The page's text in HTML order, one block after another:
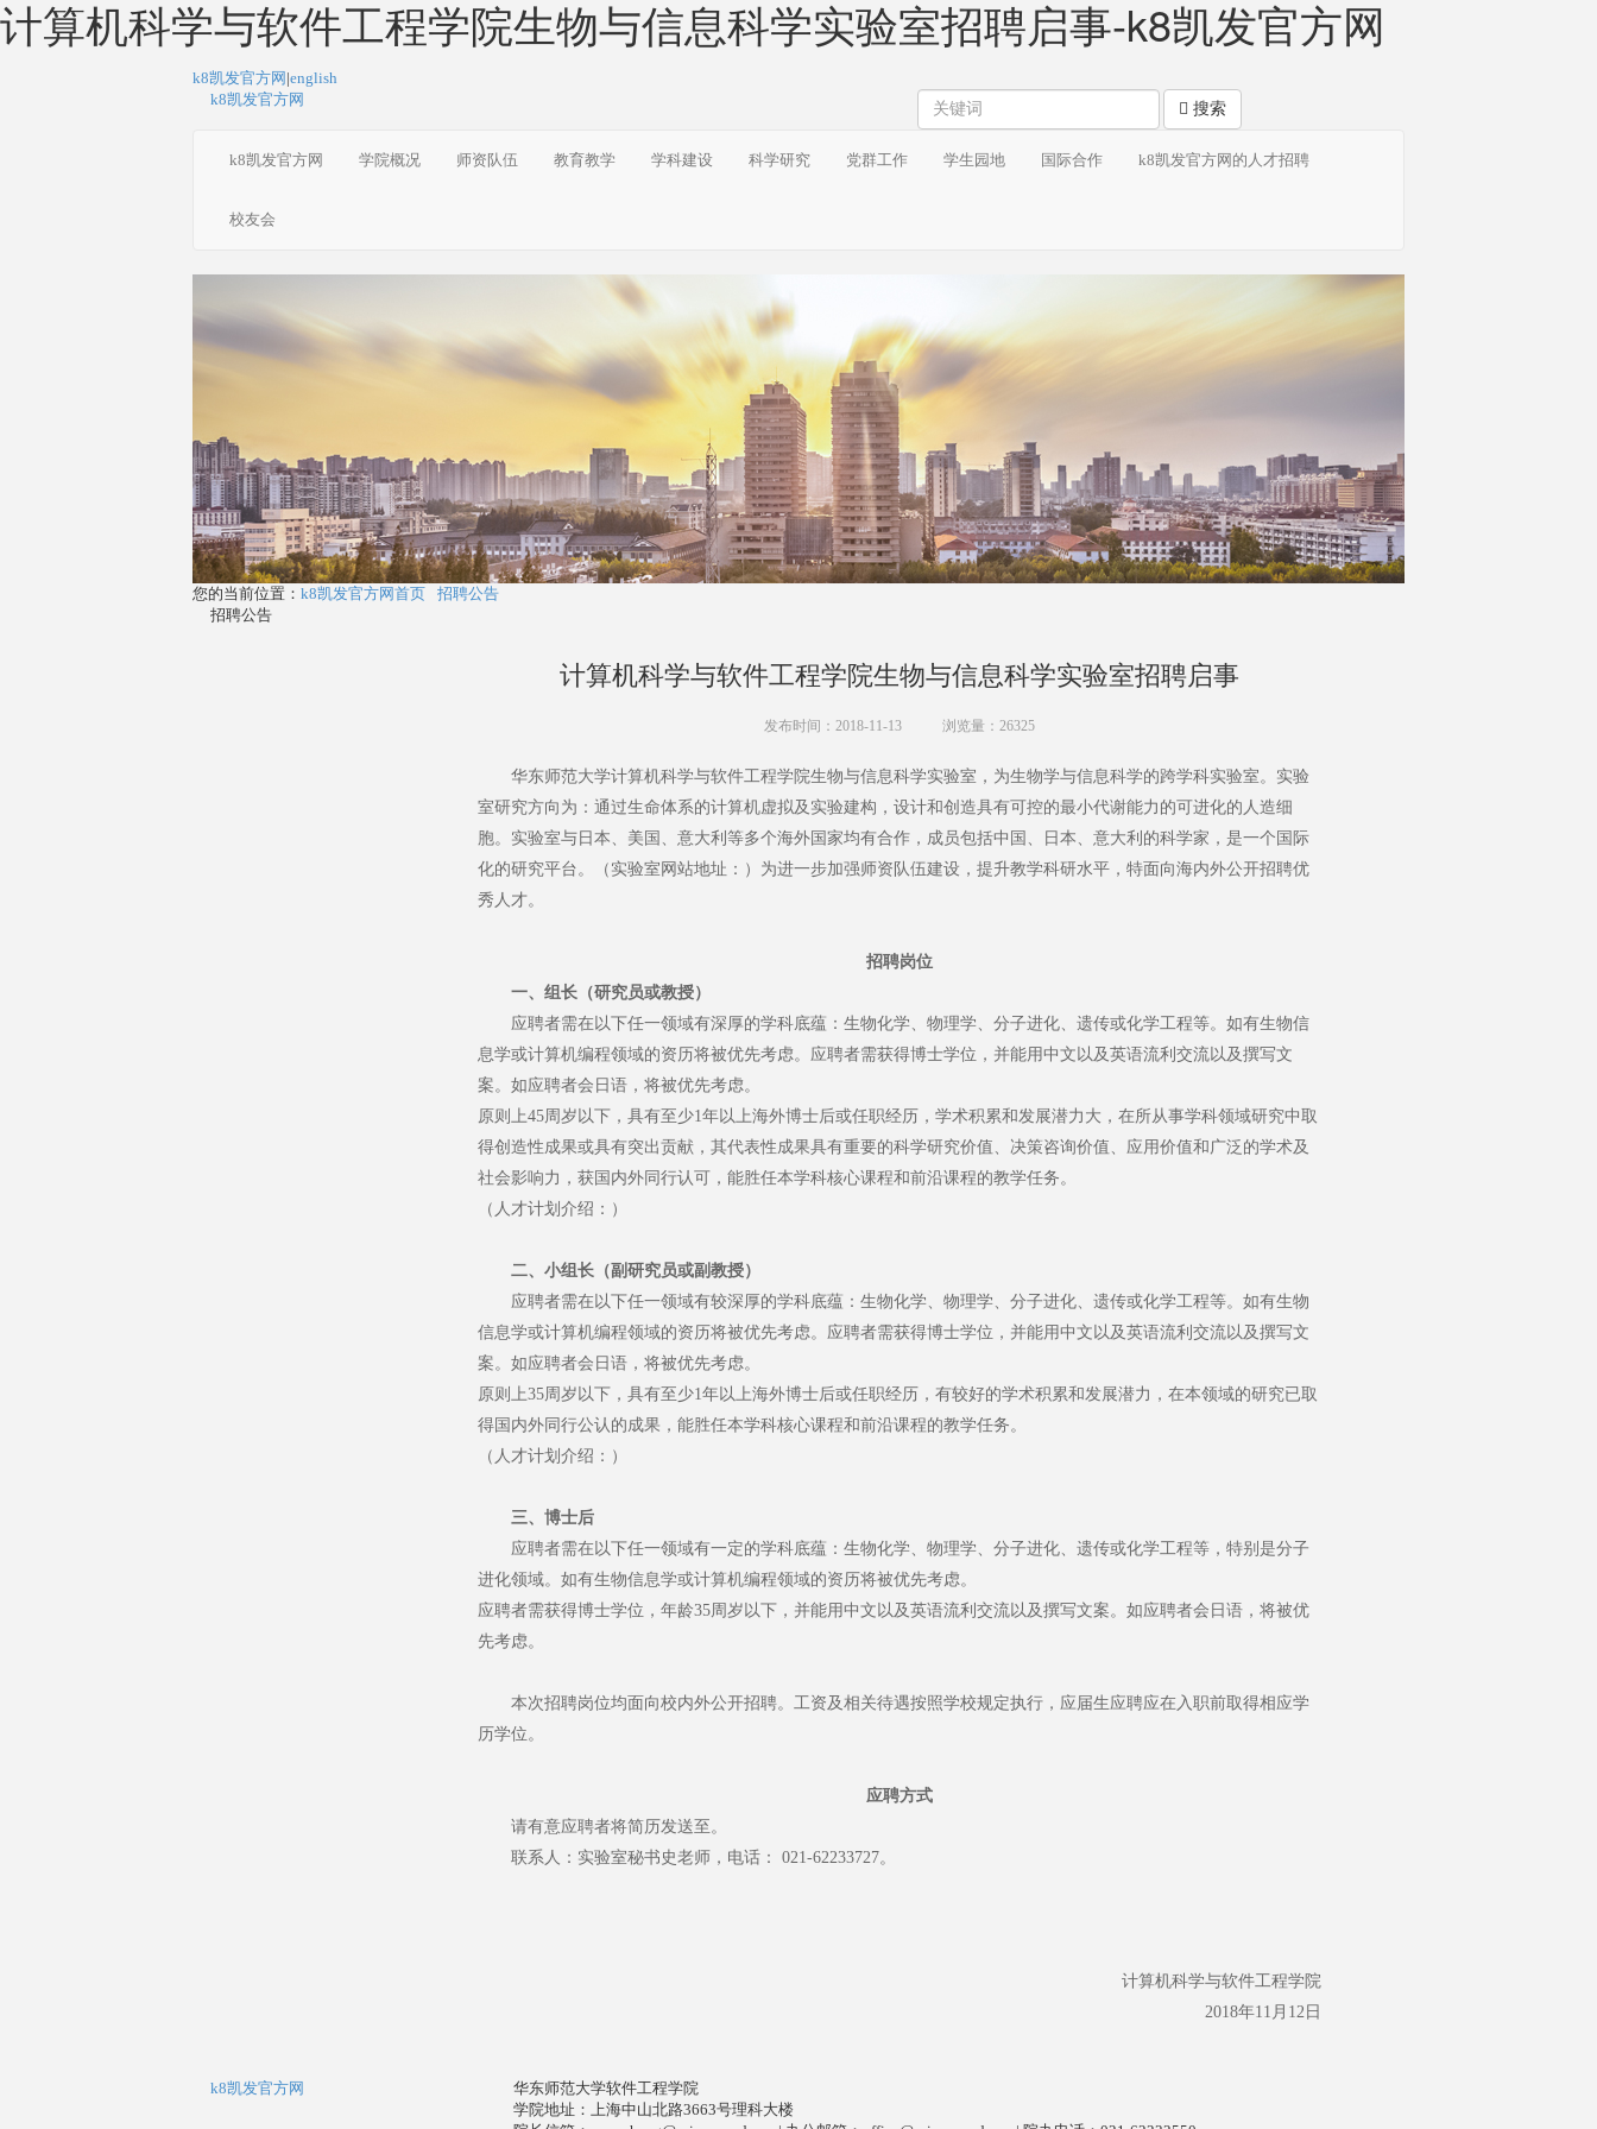
计算机科学与软件工程学院生物与信息科学实验室招聘启事-k8凯发官方网
k8凯发官方网 |english
k8凯发官方网
搜
搜索
k8凯发官方网 学院概况 师资队伍 教育教学 学科建设 科学研究 党群工作 学生园地 国际合作 k8凯发官方网的人才招聘
校友会
您的当前位置： k8凯发官方网首页
招聘公告
招聘公告
计算机科学与软件工程学院生物与信息科学实验室招聘启事
发布时间：2018-11-13 浏览量： 26325
华东师范大学计算机科学与软件工程学院生物与信息科学实验室，为生物学与信息科学的跨学科实验室。实验
室研究方向为：通过生命体系的计算机虚拟及实验建构，设计和创造具有可控的最小代谢能力的可进化的人造细
胞。实验室与日本、美国、意大利等多个海外国家均有合作，成员包括中国、日本、意大利的科学家，是一个国际
化的研究平台。（实验室网站地址：）为进一步加强师资队伍建设，提升教学科研水平，特面向海内外公开招聘优
秀人才。
招聘岗位
一、组长（研究员或教授）
应聘者需在以下任一领域有深厚的学科底蕴：生物化学、物理学、分子进化、遗传或化学工程等。如有生物信
息学或计算机编程领域的资历将被优先考虑。应聘者需获得博士学位，并能用中文以及英语流利交流以及撰写文
案。如应聘者会日语，将被优先考虑。
原则上45周岁以下，具有至少1年以上海外博士后或任职经历，学术积累和发展潜力大，在所从事学科领域研究中取
得创造性成果或具有突出贡献，其代表性成果具有重要的科学研究价值、决策咨询价值、应用价值和广泛的学术及
社会影响力，获国内外同行认可，能胜任本学科核心课程和前沿课程的教学任务。
（人才计划介绍：）
二、小组长（副研究员或副教授）
应聘者需在以下任一领域有较深厚的学科底蕴：生物化学、物理学、分子进化、遗传或化学工程等。如有生物
信息学或计算机编程领域的资历将被优先考虑。应聘者需获得博士学位，并能用中文以及英语流利交流以及撰写文
案。如应聘者会日语，将被优先考虑。
原则上35周岁以下，具有至少1年以上海外博士后或任职经历，有较好的学术积累和发展潜力，在本领域的研究已取
得国内外同行公认的成果，能胜任本学科核心课程和前沿课程的教学任务。
（人才计划介绍：）
三、博士后
应聘者需在以下任一领域有一定的学科底蕴：生物化学、物理学、分子进化、遗传或化学工程等，特别是分子
进化领域。如有生物信息学或计算机编程领域的资历将被优先考虑。
应聘者需获得博士学位，年龄35周岁以下，并能用中文以及英语流利交流以及撰写文案。如应聘者会日语，将被优
先考虑。
本次招聘岗位均面向校内外公开招聘。工资及相关待遇按照学校规定执行，应届生应聘应在入职前取得相应学
历学位。
应聘方式
请有意应聘者将简历发送至。
联系人：实验室秘书史老师，电话： 021-62233727。
计算机科学与软件工程学院
2018年11月12日
k8凯发官方网
华东师范大学软件工程学院
学院地址：上海中山北路3663号理科大楼